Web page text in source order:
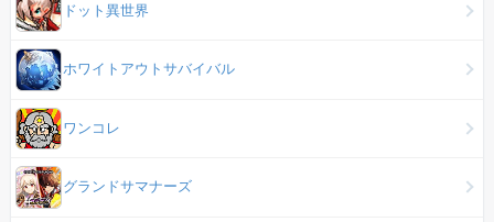
ドット異世界
ホワイトアウトサバイバル
ワンコレ
グランドサマナーズ